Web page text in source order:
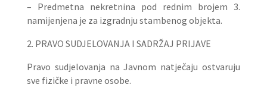
– Predmetna nekretnina pod rednim brojem 3.
namijenjena je za izgradnju stambenog objekta.
2. PRAVO SUDJELOVANJA I SADRŽAJ PRIJAVE
Pravo sudjelovanja na Javnom natječaju ostvaruju
sve fizičke i pravne osobe.